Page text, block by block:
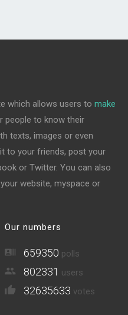
which allows users tomake
people to know their
texts, images or even
to your friends, post your
or Twitter. You can also
website, myspace or
Our numbers
659350 polls
802331 users
32635633 votes